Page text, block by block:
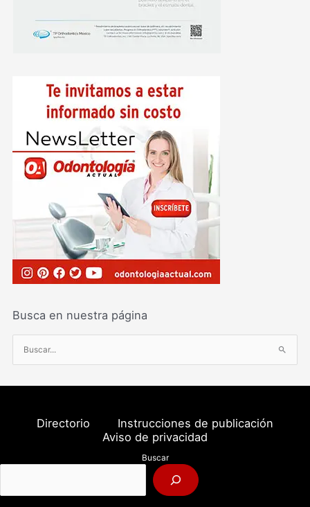
Busca en nuestra página
u
s
o
:
Directorio
Instrucciones de publicación
Aviso de privacidad
Buscar